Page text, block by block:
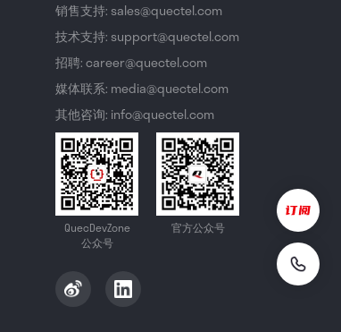
销售支持: sales@quectel.com
技术支持: support@quectel.com
招聘: career@quectel.com
媒体联系: media@quectel.com
其他咨询: info@quectel.com
QuecDevZone
公众号
官方公众号